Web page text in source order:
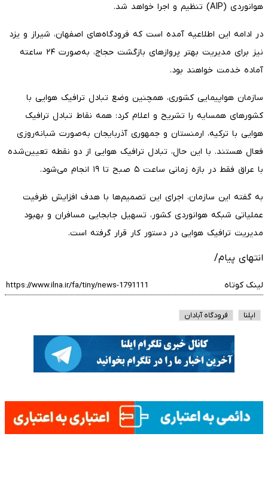
هوانوردی (AIP) تنظیم و اجرا خواهد شد.
در ادامه این اطلاعیه آمده است که فرودگاه‌های اصفهان، شیراز و یزد
نیز برای مدیریت بهتر پروازهای بازگشت حجاج، به‌صورت ۲۴ ساعته
آماده خدمت خواهند بود.
سازمان هواپیمایی کشوری، همچنین وضع تبادل ترافیک هوایی با
کشورهای همسایه را تشریح و اعلام کرد: همه نقاط تبادل ترافیک
هوایی با ترکیه، ارمنستان و جمهوری آذربایجان به‌صورت شبانه‌روزی
فعال هستند. با این حال، تبادل ترافیک هوایی از دو نقطه تعیین‌شده
با عراق فقط در بازه زمانی ساعت ۵ صبح تا ۱۹ انجام می‌شود.
به گفته این سازمان، اجرای این تصمیم‌ها با هدف افزایش ظرفیت
عملیاتی شبکه هوانوردی کشور، تسهیل جابجایی مسافران و بهبود
مدیریت ترافیک هوایی در دستور کار قرار گرفته است.
انتهای پیام/
لینک کوتاه
ایلنا فرودگاه آبادان